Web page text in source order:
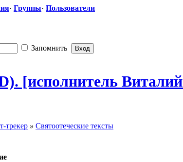
· Группы· Пользователи
Запомнить
[исполнитель Виталий
трекер » Святоотеческие тексты